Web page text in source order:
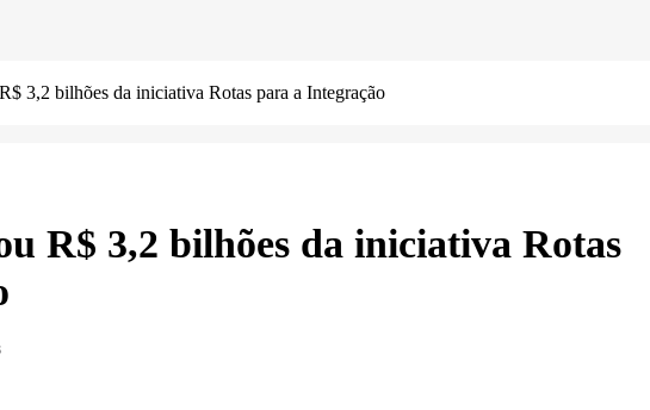
3,2 bilhões da iniciativa Rotas para a Integração
R$ 3,2 bilhões da iniciativa Rotas